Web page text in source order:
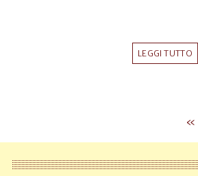
LEGGI TUTTO
«